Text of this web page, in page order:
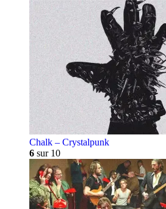
Chalk – Crystalpunk
6 sur 10